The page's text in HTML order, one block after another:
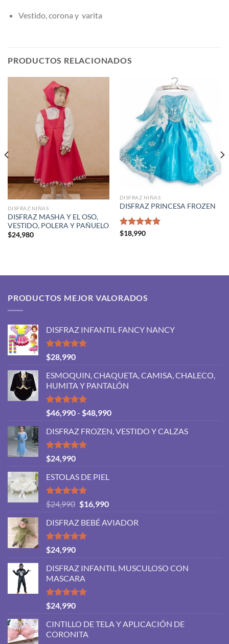
Vestido, corona y varita
PRODUCTOS RELACIONADOS
DISFRAZ NIÑAS
DISFRAZ MASHA Y EL OSO,
VESTIDO, POLERA Y PAÑUELO
$24,980
DISFRAZ NIÑAS
DISFRAZ PRINCESA FROZEN
Valorado
$18,990
PRODUCTOS MEJOR VALORADOS
DISFRAZ INFANTIL FANCY NANCY
Valorado
con
de 5
$28,990
ESMOQUIN, CHAQUETA, CAMISA, CHALECO,
HUMITA Y PANTALÓN
Valorado
con
de 5
$46,990- $48,990Rango
precios:
DISFRAZ FROZEN, VESTIDO Y CALZAS
Valorado
con
de 5
$24,990
ESTOLAS DE PIEL
Valorado
con
de 5
$24,990 El
original
era:
$16,990El
actual
DISFRAZ BEBÉ AVIADOR
Valorado
con
de 5
$24,990
DISFRAZ INFANTIL MUSCULOSO CON
MASCARA
Valorado
con
de 5
$24,990
CINTILLO DE TELA Y APLICACIÓN DE
CORONITA